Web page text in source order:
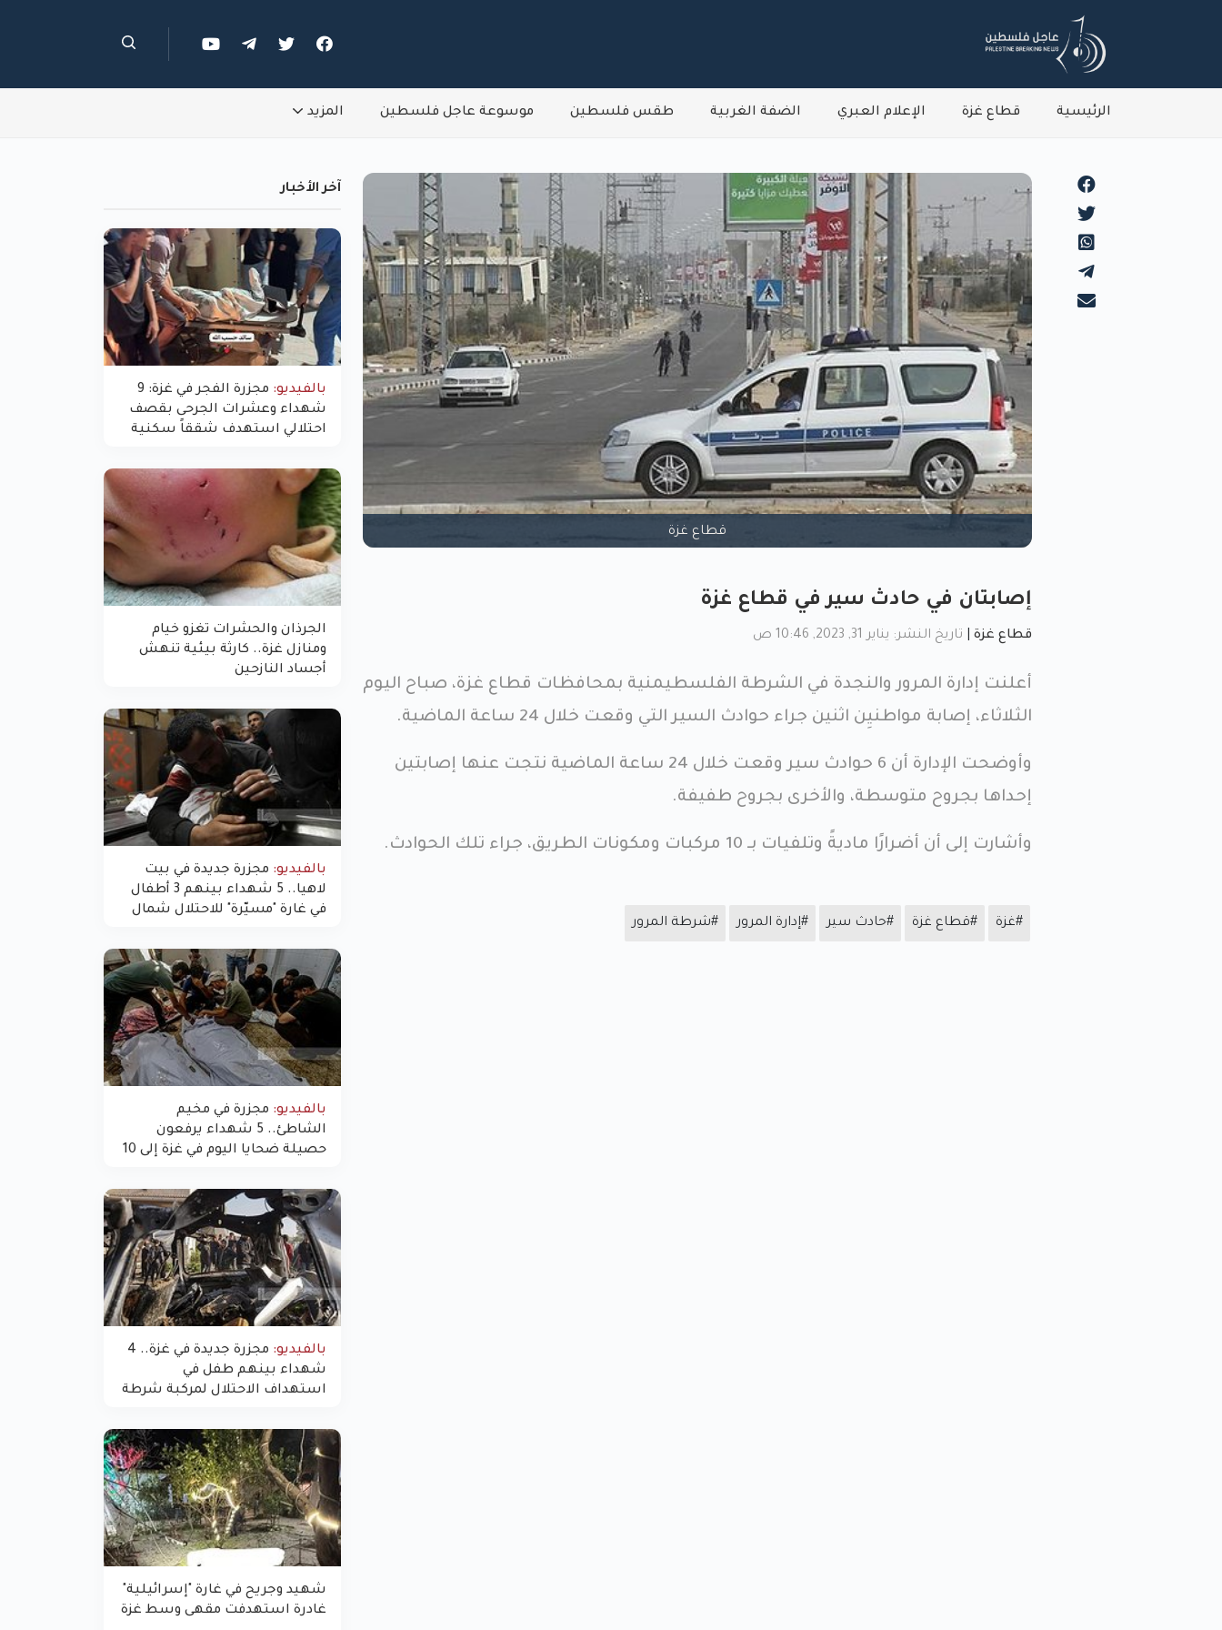
الرئيسية قطاع غزة الإعلام العبري الضفة الغربية طقس فلسطين موسوعة عاجل فلسطين المزيد
قطاع غزة
إصابتان في حادث سير في قطاع غزة
قطاع غزة تاريخ النشر: يناير 31, 2023, 10:46 ص
أعلنت إدارة المرور والنجدة في الشرطة الفلسطيمنية بمحافظات قطاع غزة، صباح اليوم
الثلاثاء، إصابة مواطنيِن اثنين جراء حوادث السير التي وقعت خلال 24 ساعة الماضية.
وأوضحت الإدارة أن 6 حوادث سير وقعت خلال 24 ساعة الماضية نتجت عنها إصابتين
إحداها بجروح متوسطة، والأخرى بجروح طفيفة.
وأشارت إلى أن أضرارًا ماديةً وتلفيات بـ 10 مركبات ومكونات الطريق، جراء تلك الحوادث.
#غزة #قطاع غزة #حادث سير #إدارة المرور #شرطة المرور
آخر الأخبار
بالفيديو:
مجزرة الفجر في غزة: 9
شهداء وعشرات الجرحى بقصف
احتلالي استهدف شققاً سكنية
الجرذان والحشرات تغزو خيام
ومنازل غزة.. كارثة بيئية تنهش
أجساد النازحين
بالفيديو: مجزرة جديدة في بيت
لاهيا.. 5 شهداء بينهم 3 أطفال
في غارة "مسيّرة" للاحتلال شمال
بالفيديو: مجزرة في مخيم
الشاطئ.. 5 شهداء يرفعون
حصيلة ضحايا اليوم في غزة إلى 10
بالفيديو:
مجزرة جديدة في غزة.. 4
شهداء بينهم طفل في
استهداف الاحتلال لمركبة شرطة
شهيد وجريح في غارة "إسرائيلية"
غادرة استهدفت مقهى وسط غزة